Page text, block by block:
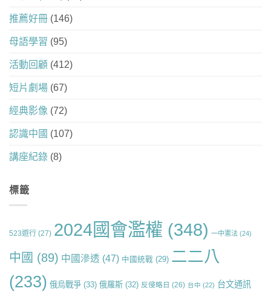
推薦好冊 (146)
母語學習 (95)
活動回顧 (412)
短片劇場 (67)
經典影像 (72)
認識中國 (107)
講座紀錄 (8)
標籤
523遊行 (27) 2024國會濫權 (348) 一中憲法 (24)
中國 (89) 中國滲透 (47) 中國統戰 (29) 二二八
(233) 俄烏戰爭 (33) 俄羅斯 (32) 反侵略日 (26) 台中 (22) 台文通訊